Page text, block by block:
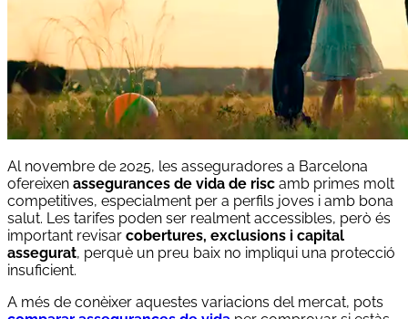
Al novembre de 2025, les asseguradores a Barcelona
ofereixen assegurances de vida de risc amb primes molt
competitives, especialment per a perfils joves i amb bona
salut. Les tarifes poden ser realment accessibles, però és
important revisar cobertures, exclusions i capital
assegurat, perquè un preu baix no impliqui una protecció
insuficient.
A més de conèixer aquestes variacions del mercat, pots